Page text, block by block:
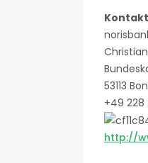
Kontakt
53113
+49 228
http://